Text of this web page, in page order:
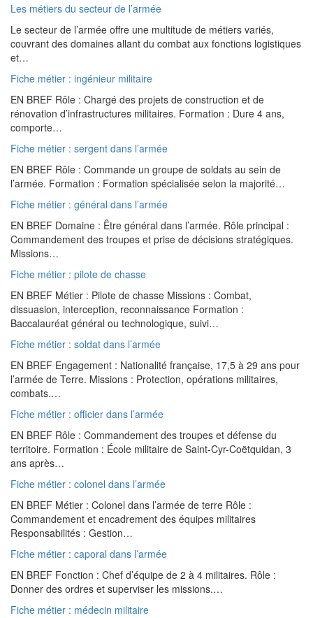
Les métiers du secteur de l’armée
Le secteur de l’armée offre une multitude de métiers variés,
couvrant des domaines allant du combat aux fonctions logistiques
et…
Fiche métier : ingénieur militaire
EN BREF Rôle : Chargé des projets de construction et de
rénovation d’infrastructures militaires. Formation : Dure 4 ans,
comporte…
Fiche métier : sergent dans l’armée
EN BREF Rôle : Commande un groupe de soldats au sein de
l’armée. Formation : Formation spécialisée selon la majorité…
Fiche métier : général dans l’armée
EN BREF Domaine : Être général dans l’armée. Rôle principal :
Commandement des troupes et prise de décisions stratégiques.
Missions…
Fiche métier : pilote de chasse
EN BREF Métier : Pilote de chasse Missions : Combat,
dissuasion, interception, reconnaissance Formation :
Baccalauréat général ou technologique, suivi…
Fiche métier : soldat dans l’armée
EN BREF Engagement : Nationalité française, 17,5 à 29 ans pour
l’armée de Terre. Missions : Protection, opérations militaires,
combats.…
Fiche métier : officier dans l’armée
EN BREF Rôle : Commandement des troupes et défense du
territoire. Formation : École militaire de Saint-Cyr-Coëtquidan, 3
ans après…
Fiche métier : colonel dans l’armée
EN BREF Métier : Colonel dans l’armée de terre Rôle :
Commandement et encadrement des équipes militaires
Responsabilités : Gestion…
Fiche métier : caporal dans l’armée
EN BREF Fonction : Chef d’équipe de 2 à 4 militaires. Rôle :
Donner des ordres et superviser les missions.…
Fiche métier : médecin militaire